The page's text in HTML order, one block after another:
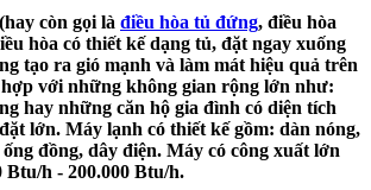
còn gọi là điều hòa tủ đứng, điều hòa
hòa có thiết kế dạng tủ, đặt ngay xuống
tạo ra gió mạnh và làm mát hiệu quả trên
với những không gian rộng lớn như:
hay những căn hộ gia đình có diện tích
lớn. Máy lạnh có thiết kế gồm: dàn nóng,
đồng, dây điện. Máy có công xuất lớn
Btu/h - 200.000 Btu/h.